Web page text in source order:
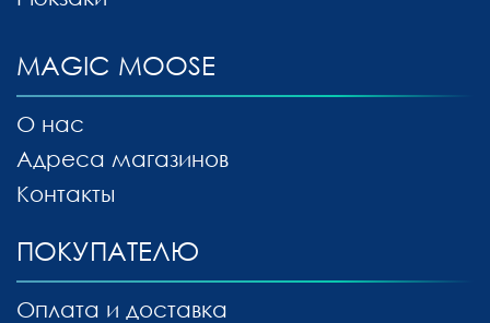
MAGIC MOOSE
О нас
Адреса магазинов
Контакты
ПОКУПАТЕЛЮ
Оплата и доставка